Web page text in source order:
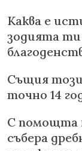
Каква е
зодията ти
Същия този
точно 14
С помощта
събера